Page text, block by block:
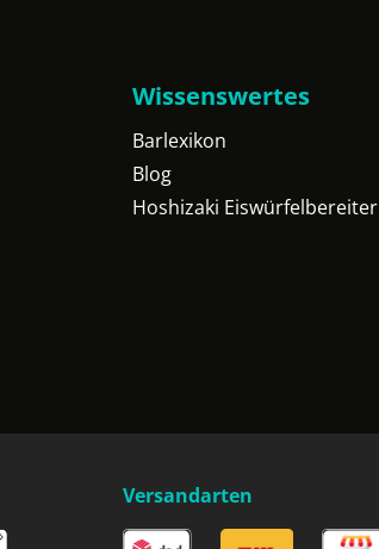
Wissenswertes
Barlexikon
Blog
Hoshizaki Eiswürfelbereiter
Versandarten